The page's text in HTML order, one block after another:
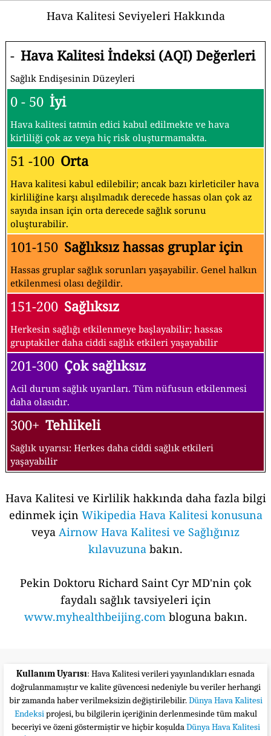
Hava Kalitesi Seviyeleri Hakkında
- Hava Kalitesi İndeksi (AQI) Değerleri
Sağlık Endişesinin Düzeyleri
0 - 50 İyi
Hava kalitesi tatmin edici kabul edilmekte ve hava
kirliliği çok az veya hiç risk oluşturmamakta.
51 -100 Orta
Hava kalitesi kabul edilebilir; ancak bazı kirleticiler hava
kirliliğine karşı alışılmadık derecede hassas olan çok az
sayıda insan için orta derecede sağlık sorunu
oluşturabilir.
101-150 Sağlıksız hassas gruplar için
Hassas gruplar sağlık sorunları yaşayabilir. Genel halkın
etkilenmesi olası değildir.
151-200 Sağlıksız
Herkesin sağlığı etkilenmeye başlayabilir; hassas
gruptakiler daha ciddi sağlık etkileri yaşayabilir
201-300 Çok sağlıksız
Acil durum sağlık uyarıları. Tüm nüfusun etkilenmesi
daha olasıdır.
300+ Tehlikeli
Sağlık uyarısı: Herkes daha ciddi sağlık etkileri
yaşayabilir
Hava Kalitesi ve Kirlilik hakkında daha fazla bilgi
edinmek için Wikipedia Hava Kalitesi konusuna
veya Airnow Hava Kalitesi ve Sağlığınız
kılavuzuna bakın.
Pekin Doktoru Richard Saint Cyr MD'nin çok
faydalı sağlık tavsiyeleri için
www.myhealthbeijing.combloguna bakın.
Kullanım Uyarısı: Hava Kalitesi verileri yayınlandıkları esnada
doğrulanmamıştır ve kalite güvencesi nedeniyle bu veriler herhangi
bir zamanda haber verilmeksizin değiştirilebilir.Dünya Hava Kalitesi
Endeksiprojesi, bu bilgilerin içeriğinin derlenmesinde tüm makul
beceriyi ve özeni göstermiştir ve hiçbir koşuldaDünya Hava Kalitesi